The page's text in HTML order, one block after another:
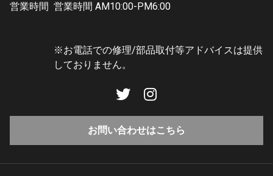
営業時間 営業時間 AM10:00-PM6:00
※お電話での修理/部品取付等アドバイスは提供
しておりません。
お問い合わせはこちら